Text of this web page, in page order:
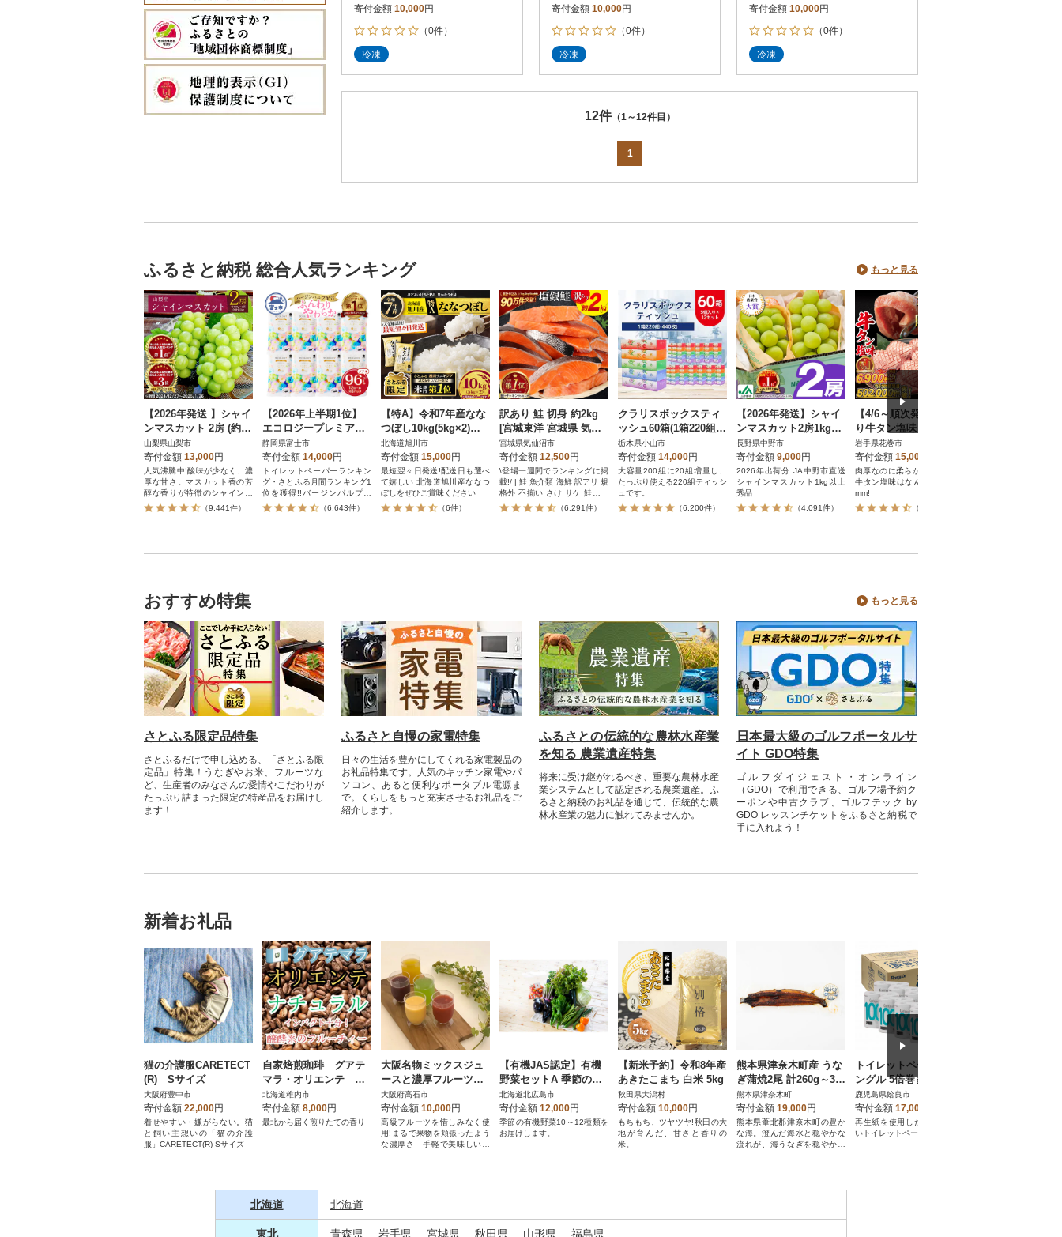
寄付金額 10,000円
（0件）
冷凍
寄付金額 10,000円
（0件）
冷凍
寄付金額 10,000円
（0件）
冷凍
12件（1～12件目）
1
ふるさと納税 総合人気ランキング もっと見る
【2026年発送 】シャイ
ンマスカット 2房 (約1k
g) 山梨県産フルーツ 人
気のぶどう
山梨県山梨市
寄付金額 13,000円
人気沸騰中!酸味が少なく、濃
厚な甘さ。マスカット香の芳
醇な香りが特徴のシャインマ
スカット。シャインマスカッ
トを中心にぶどうをたくさん
（9,441件）
【2026年上半期1位】
エコロジープレミアム
トイレットペーパー ダ
ブル 96ロール 日用品
人気
静岡県富士市
寄付金額 14,000円
トイレットペーパーランキン
グ・さとふる月間ランキング1
位を獲得!!バージンパルプ配
合、柔らかく使い心地の良さ
を追求した上質なトイレット
（6,643件）
【特A】令和7年産なな
つぼし10kg(5kg×2)北
海道旭川産 米 お米【さ
とふる限定】_05957
北海道旭川市
寄付金額 15,000円
最短翌々日発送!配送日も選べ
て嬉しい 北海道旭川産ななつ
ぼしをぜひご賞味ください
（6件）
訳あり 鮭 切身 約2kg
[宮城東洋 宮城県 気仙
沼市 20564991] サーモ
ン
宮城県気仙沼市
寄付金額 12,500円
\登場一週間でランキングに掲
載!/ | 鮭 魚介類 海鮮 訳アリ 規
格外 不揃い さけ サケ 鮭切身
シャケ 切り身 冷凍 家庭用 お
かず 弁当 サーモン 銀鮭切り
（6,291件）
クラリスボックスティ
ッシュ60箱(1箱220組(4
40枚))(5個入り×12セッ
ト)
栃木県小山市
寄付金額 14,000円
大容量200組に20組増量し、
たっぷり使える220組ティッシ
ュです。
（6,200件）
【2026年発送】シャイ
ンマスカット2房1kg以
上 JA中野市から直送
長野県中野市
寄付金額 9,000円
2026年出荷分 JA中野市直送
シャインマスカット1kg以上
秀品
（4,091件）
【4/6～順次発送】厚切
り牛タン塩味 1kg(500
g×2パック)
岩手県花巻市
寄付金額 15,000
肉厚なのに柔らかジューシー!
牛タン塩味はなんと厚切り10
mm!
（7,181件）
おすすめ特集 もっと見る
さとふる限定品特集
さとふるだけで申し込める、「さとふる限
定品」特集！うなぎやお米、フルーツな
ど、生産者のみなさんの愛情やこだわりが
たっぷり詰まった限定の特産品をお届けし
ます！
ふるさと自慢の家電特集
日々の生活を豊かにしてくれる家電製品の
お礼品特集です。人気のキッチン家電やパ
ソコン、あると便利なポータブル電源ま
で。くらしをもっと充実させるお礼品をご
紹介します。
ふるさとの伝統的な農林水産業
を知る 農業遺産特集
将来に受け継がれるべき、重要な農林水産
業システムとして認定される農業遺産。ふ
るさと納税のお礼品を通じて、伝統的な農
林水産業の魅力に触れてみませんか。​​
日本最大級のゴルフポータルサ
イト GDO特集
ゴルフダイジェスト・オンライン
（GDO）で利用できる、ゴルフ場予約ク
ーポンや中古クラブ、ゴルフテック by
GDO レッスンチケットをふるさと納税で
手に入れよう！
新着お礼品
猫の介護服CARETECT
(R) Sサイズ
大阪府豊中市
寄付金額 22,000円
着せやすい・嫌がらない。猫
と飼い主想いの「猫の介護
服」CARETECT(R) Sサイズ
自家焙煎珈琲 グアテ
マラ・オリエンテ ナ
チュラル 中深煎り(粉)
200g
北海道稚内市
寄付金額 8,000円
最北から届く煎りたての香り
大阪名物ミックスジュ
ースと濃厚フルーツス
ムージー6個セット 高
級果物店が贈る贅沢な
一杯
大阪府高石市
寄付金額 10,000円
高級フルーツを惜しみなく使
用!まるで果物を頬張ったよう
な濃厚さ 手軽で美味しいと
【有機JAS認定】有機
野菜セットA 季節の野
菜 詰め合わせ(10～12
種類)
北海道北広島市
寄付金額 12,000円
季節の有機野菜10～12種類を
お届けします。
【新米予約】令和8年産
あきたこまち 白米 5kg
秋田県大潟村
寄付金額 10,000円
もちもち、ツヤツヤ!秋田の大
地が育んだ、甘さと香りの
米。
熊本県津奈木町産 うな
ぎ蒲焼2尾 計260g～34
0g【神味羅】
熊本県津奈木町
寄付金額 19,000円
熊本県葦北郡津奈木町の豊か
な海。澄んだ海水と穏やかな
流れが、海うなぎを穏やかに
トイレットペーパー シ
ングル 5倍巻き 32個
鹿児島県姶良市
寄付金額 17,000
再生紙を使用した環境に優し
いトイレットペーパー!
北海道 北海道
東北 青森県 岩手県 宮城県 秋田県 山形県 福島県